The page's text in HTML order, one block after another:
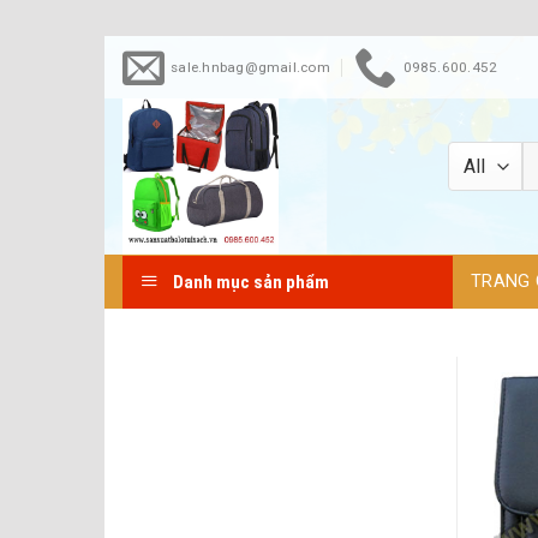
Skip
content
sale.hnbag@gmail.com 0985.600.452
Danh mục sản phẩm TRANG